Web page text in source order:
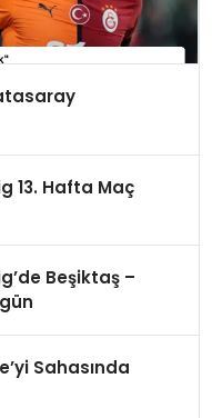
13. Hafta Maç
Beşiktaş –
Sahasında